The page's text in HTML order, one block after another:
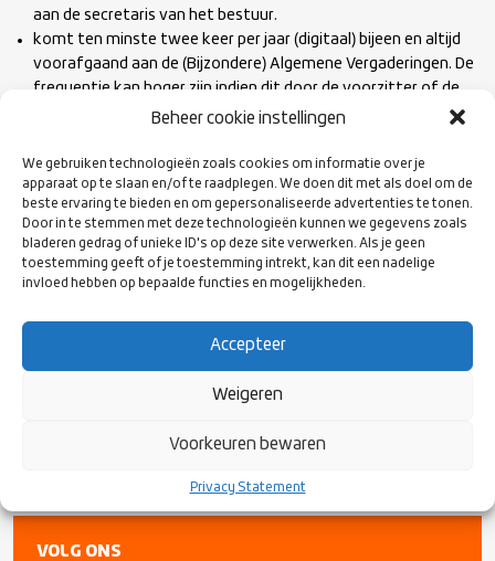
Beheer cookie instellingen
We gebruiken technologieën zoals cookies om informatie over je
apparaat op te slaan en/of te raadplegen. We doen dit met als doel om de
beste ervaring te bieden en om gepersonaliseerde advertenties te tonen.
Door in te stemmen met deze technologieën kunnen we gegevens zoals
bladeren gedrag of unieke ID's op deze site verwerken. Als je geen
toestemming geeft of je toestemming intrekt, kan dit een nadelige
invloed hebben op bepaalde functies en mogelijkheden.
Accepteer
Weigeren
Voorkeuren bewaren
Privacy Statement
aan de secretaris van het bestuur.
komt ten minste twee keer per jaar (digitaal) bijeen en altijd
voorafgaand aan de (Bijzondere) Algemene Vergaderingen. De
frequentie kan hoger zijn indien dit door de voorzitter of de
leden wenselijk wordt geacht.
Naam Rol
Vacant Voorzitter
Marieke Brugman commissielid
commissielid
Vragen of opmerkingen? Mail naar rc@rugby.nl
VOLG ONS